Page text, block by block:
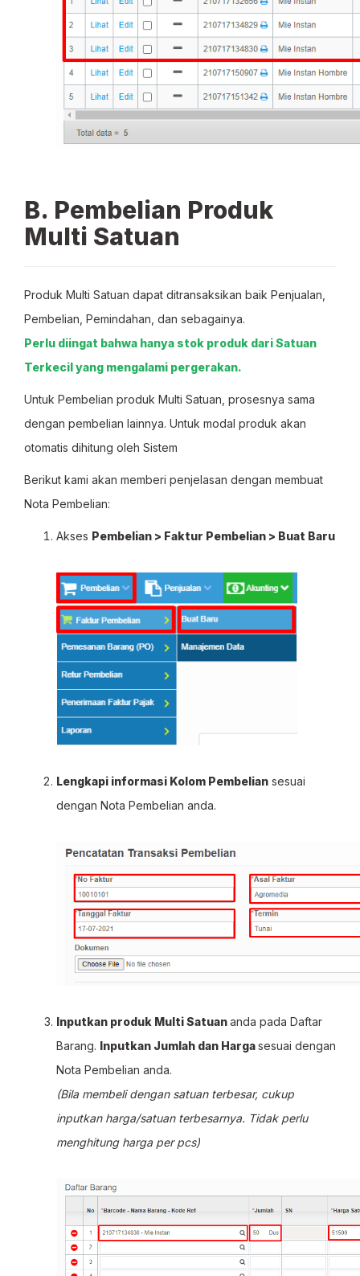
B. Pembelian Produk
Multi Satuan
Produk Multi Satuan dapat ditransaksikan baik Penjualan,
Pembelian, Pemindahan, dan sebagainya.
Perlu diingat bahwa hanya stok produk dari Satuan
Terkecil yang mengalami pergerakan.
Untuk Pembelian produk Multi Satuan, prosesnya sama
dengan pembelian lainnya. Untuk modal produk akan
otomatis dihitung oleh Sistem
Berikut kami akan memberi penjelasan dengan membuat
Nota Pembelian:
Akses Pembelian > Faktur Pembelian > Buat Baru
Lengkapi informasi Kolom Pembelian sesuai
dengan Nota Pembelian anda.
Inputkan produk Multi Satuananda pada Daftar
Barang. Inputkan Jumlah dan Hargasesuai dengan
Nota Pembelian anda.
(Bila membeli dengan satuan terbesar, cukup
inputkan harga/satuan terbesarnya. Tidak perlu
menghitung harga per pcs)